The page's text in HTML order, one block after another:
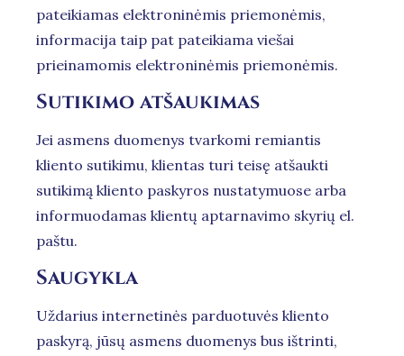
pateikiamas elektroninėmis priemonėmis,
informacija taip pat pateikiama viešai
prieinamomis elektroninėmis priemonėmis.
Sutikimo atšaukimas
Jei asmens duomenys tvarkomi remiantis
kliento sutikimu, klientas turi teisę atšaukti
sutikimą kliento paskyros nustatymuose arba
informuodamas klientų aptarnavimo skyrių el.
paštu.
Saugykla
Uždarius internetinės parduotuvės kliento
paskyrą, jūsų asmens duomenys bus ištrinti,